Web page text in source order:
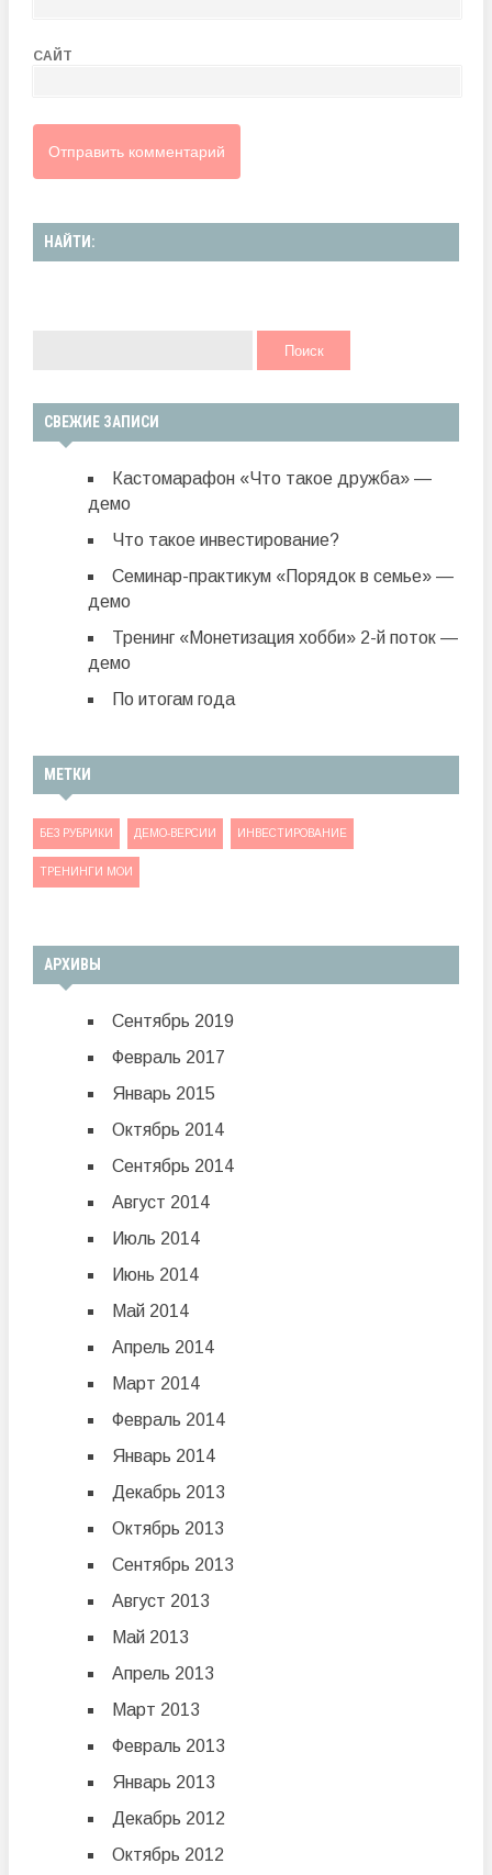
САЙТ
НАЙТИ:
СВЕЖИЕ ЗАПИСИ
Кастомарафон «Что такое дружба» —
демо
Что такое инвестирование?
Семинар-практикум «Порядок в семье» —
демо
Тренинг «Монетизация хобби» 2-й поток —
демо
По итогам года
МЕТКИ
БЕЗ РУБРИКИ ДЕМО-ВЕРСИИ ИНВЕСТИРОВАНИЕ
ТРЕНИНГИ МОИ
АРХИВЫ
Сентябрь 2019
Февраль 2017
Январь 2015
Октябрь 2014
Сентябрь 2014
Август 2014
Июль 2014
Июнь 2014
Май 2014
Апрель 2014
Март 2014
Февраль 2014
Январь 2014
Декабрь 2013
Октябрь 2013
Сентябрь 2013
Август 2013
Май 2013
Апрель 2013
Март 2013
Февраль 2013
Январь 2013
Декабрь 2012
Октябрь 2012